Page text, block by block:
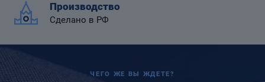
Производство
Сделано в РФ
ЧЕГО ЖЕ ВЫ ЖДЕТЕ?